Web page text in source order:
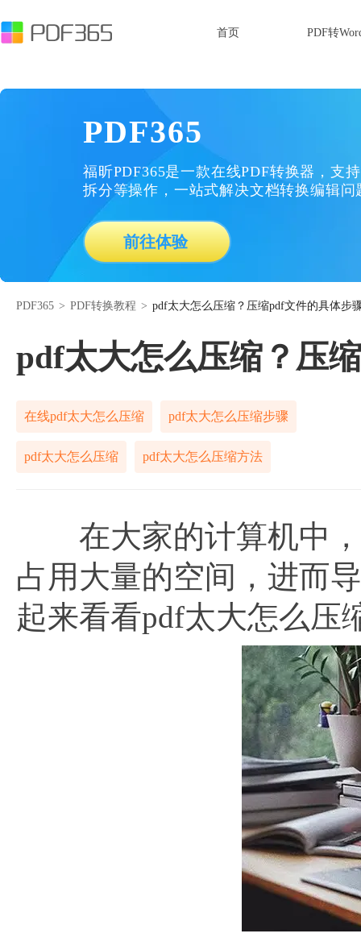
首页 PDF转
PDF365
福昕PDF365是一款在线PDF转换器，支
拆分等操作，一站式解决文档转换编辑问
前往体验
PDF365 > PDF转换教程 > pdf太大怎么压缩？压缩pdf文件的具体步
pdf太大怎么压缩？压
在线pdf太大怎么压缩 pdf太大怎么压缩步骤
pdf太大怎么压缩 pdf太大怎么压缩方法
在大家的计算机中，
占用大量的空间，进而
起来看看pdf太大怎么压